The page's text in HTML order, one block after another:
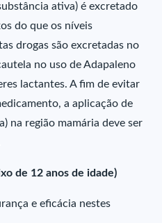
ativa) é excretado
do que os níveis
drogas são excretadas no
no uso de Adapaleno
lactantes. A fim de evitar
a aplicação de
na região mamária deve ser
de 12 anos de idade)
e eficácia nestes